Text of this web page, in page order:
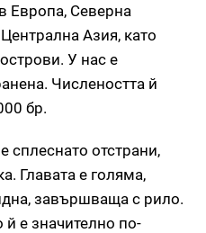
Европа, Северна
Азия, като
У нас е
Числеността й
бр.
сплеснато отстрани,
Главата е голяма,
завършваща с рило.
й е значително по-